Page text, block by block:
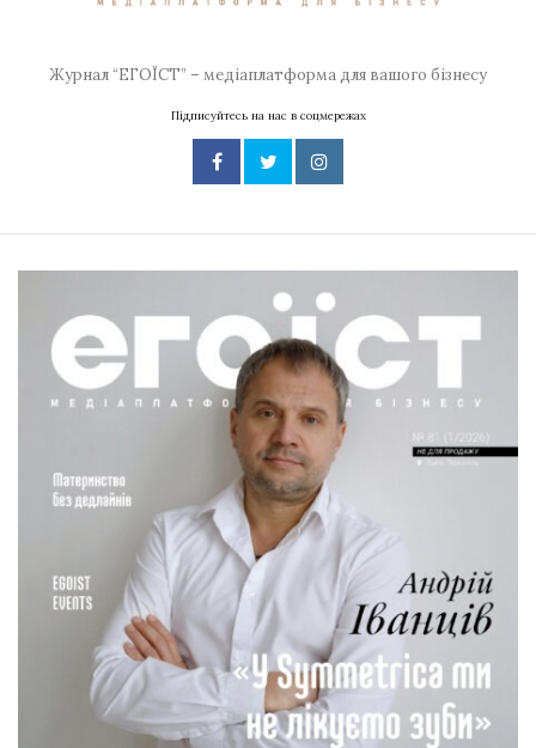
Журнал “ЕГОЇСТ” – медіаплатформа для вашого бізнесу
Підписуйтесь на нас в соцмережах